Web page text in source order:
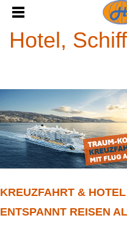
Hotel,
KREUZFAHRT &
ENTSPANNT REISEN